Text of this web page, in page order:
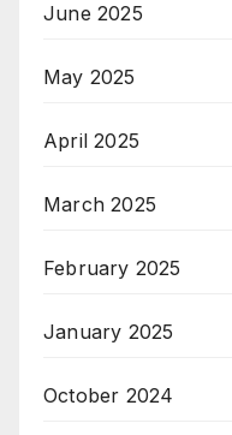
June 2025
May 2025
April 2025
March 2025
February 2025
January 2025
October 2024